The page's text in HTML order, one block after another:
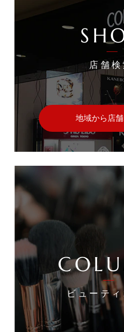
店舗
地域から店
ビューティ